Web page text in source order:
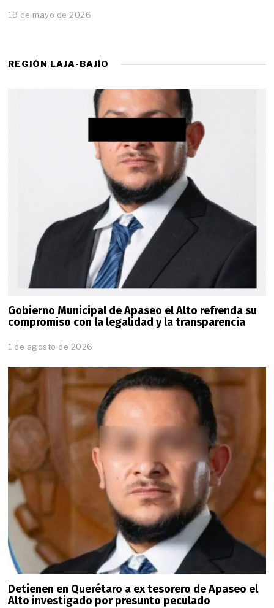
19 de mayo de 2026
REGIÓN LAJA-BAJÍO
Gobierno Municipal de Apaseo el Alto refrenda su
compromiso con la legalidad y la transparencia
1 de agosto de 2026
e
g
o
s
d
e
2
Detienen en Querétaro a ex tesorero de Apaseo el
Alto investigado por presunto peculado